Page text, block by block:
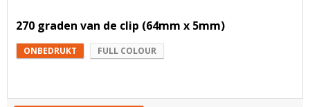
270 graden van de clip (64mm x 5mm)
ONBEDRUKT FULL COLOUR